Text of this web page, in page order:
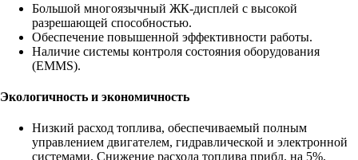
Большой многоязычный ЖК-дисплей с высокой
разрешающей способностью.
Обеспечение повышенной эффективности работы.
Наличие системы контроля состояния оборудования
(EMMS).
Экологичность и экономичность
Низкий расход топлива, обеспечиваемый полным
управлением двигателем, гидравлической и электронной
системами. Снижение расхода топлива прибл. на 5%.